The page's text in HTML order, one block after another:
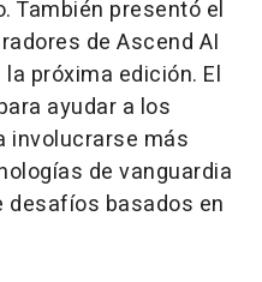
También presentó el
de Ascend AI
próxima edición. El
ayudar a los
involucrarse más
de vanguardia
desafíos basados en